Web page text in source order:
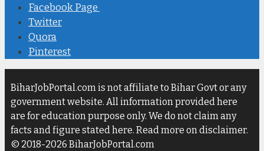
Facebook Page
Twitter
Quora
Pinterest
BiharJobPortal.com is not affiliate to Bihar Govt or any
government website. All information provided here
are for education purpose only. We do not claim any
facts and figure stated here. Read more on disclaimer.
© 2018-2026 BiharJobPortal.com